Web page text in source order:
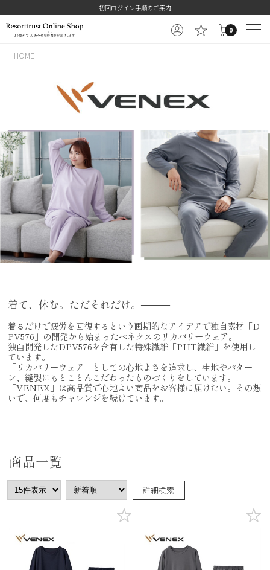
初回ログイン手順のご案内
0
HOME
着て、休む。ただそれだけ。────
着るだけで疲労を回復するという画期的なアイデアで独自素材「D
PV576」の開発から始まったベネクスのリカバリーウェア。
独⾃開発したDPV576を含有した特殊繊維「PHT繊維」を使用し
ています。
「リカバリーウェア」としての⼼地よさを追求し、⽣地やパター
ン、縫製にもとことんこだわったものづくりをしています。
「VENEX」は⾼品質で⼼地よい商品をお客様に届けたい。その想
いで、何度もチャレンジを続けています。
商品一覧
詳細検索